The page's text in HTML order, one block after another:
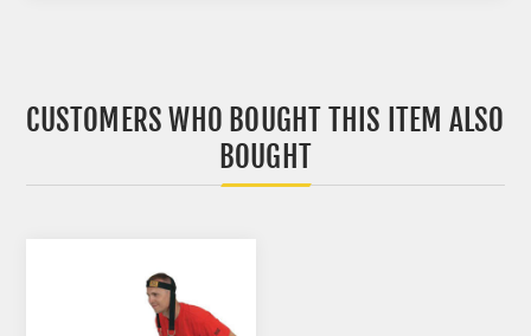
CUSTOMERS WHO BOUGHT THIS ITEM ALSO
BOUGHT